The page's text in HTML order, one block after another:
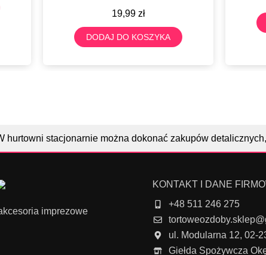
19,99 zł
DODAJ DO KOSZYKA
hurtowni stacjonarnie można dokonać zakupów
imprezowe
KONTAKT I DANE
+48 511 246 275
ul. Modularna 12, 02-
Giełda Spożywcza